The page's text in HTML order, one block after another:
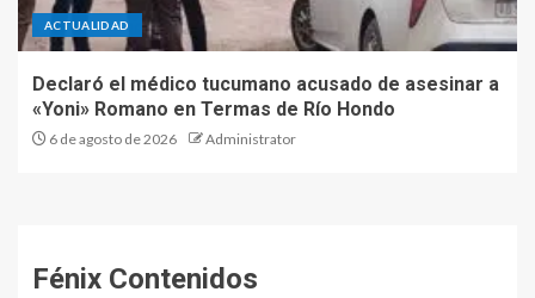
ACTUALIDAD
Declaró el médico tucumano acusado de asesinar a
«Yoni» Romano en Termas de Río Hondo
6 de agosto de 2026 Administrator
Fénix Contenidos